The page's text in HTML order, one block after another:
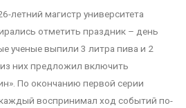
магистр университета
отметить праздник – день
ученые выпили 3 литра пива и 2
них предложил включить
По окончанию первой серии
воспринимал ход событий по-